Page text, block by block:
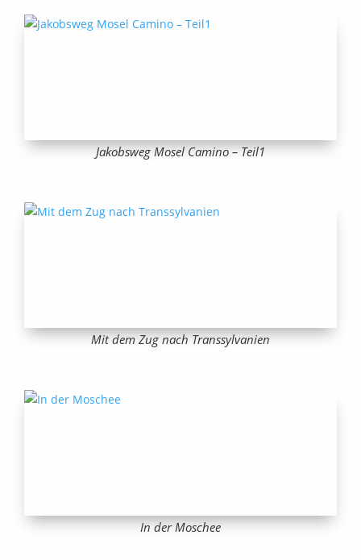
Jakobsweg Mosel Camino – Teil1
Mit dem Zug nach Transsylvanien
In der Moschee